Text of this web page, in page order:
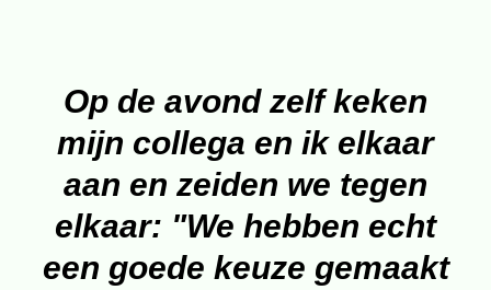
Op de avond zelf keken
mijn collega en ik elkaar
aan en zeiden we tegen
elkaar: "We hebben echt
een goede keuze gemaakt